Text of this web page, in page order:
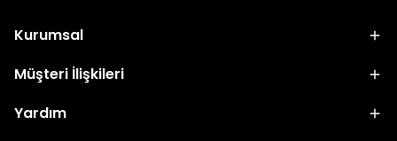
Kurumsal
Müşteri İlişkileri
Yardım